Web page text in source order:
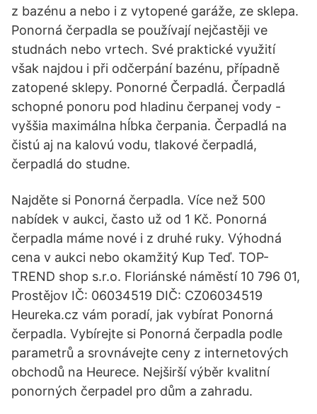
z bazénu a nebo i z vytopené garáže, ze sklepa.
Ponorná čerpadla se používají nejčastěji ve
studnách nebo vrtech. Své praktické využití
však najdou i při odčerpání bazénu, případně
zatopené sklepy. Ponorné Čerpadlá. Čerpadlá
schopné ponoru pod hladinu čerpanej vody -
vyššia maximálna hĺbka čerpania. Čerpadlá na
čistú aj na kalovú vodu, tlakové čerpadlá,
čerpadlá do studne.
Najděte si Ponorná čerpadla. Více než 500
nabídek v aukci, často už od 1 Kč. Ponorná
čerpadla máme nové i z druhé ruky. Výhodná
cena v aukci nebo okamžitý Kup Teď. TOP-
TREND shop s.r.o. Floriánské náměstí 10 796 01,
Prostějov IČ: 06034519 DIČ: CZ06034519
Heureka.cz vám poradí, jak vybírat Ponorná
čerpadla. Vybírejte si Ponorná čerpadla podle
parametrů a srovnávejte ceny z internetových
obchodů na Heurece. Nejširší výběr kvalitní
ponorných čerpadel pro dům a zahradu.